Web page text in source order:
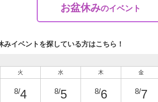
お盆休みのイベント
みイベントを探している方はこちら！
火
8/4
水
8/5
木
8/6
金
8/7